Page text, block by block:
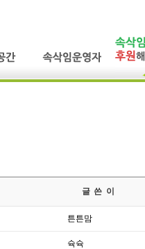
글 쓴 이
튼튼맘
슉슉